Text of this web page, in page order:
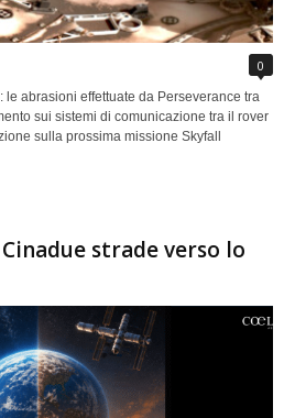
0
abrasioni effettuate da Perseverance tra
sui sistemi di comunicazione tra il rover
sulla prossima missione Skyfall
strade verso lo